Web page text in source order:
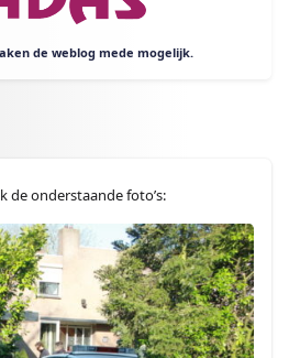
de weblog mede mogelijk.
de onderstaande foto’s: